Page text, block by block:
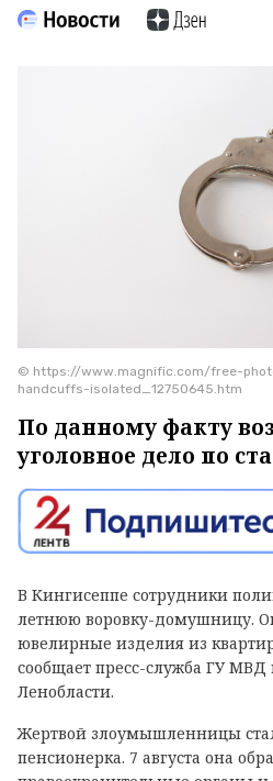
© https://www.magnific.com/free-
handcuffs-isolated_12750645.htm
По данному факту
уголовное дело по
В Кингисеппе сотрудники
летнюю воровку-домушницу.
ювелирные изделия из
сообщает пресс-служба ГУ МВД
Ленобласти.
Жертвой злоумышленницы
пенсионерка. 7 августа она